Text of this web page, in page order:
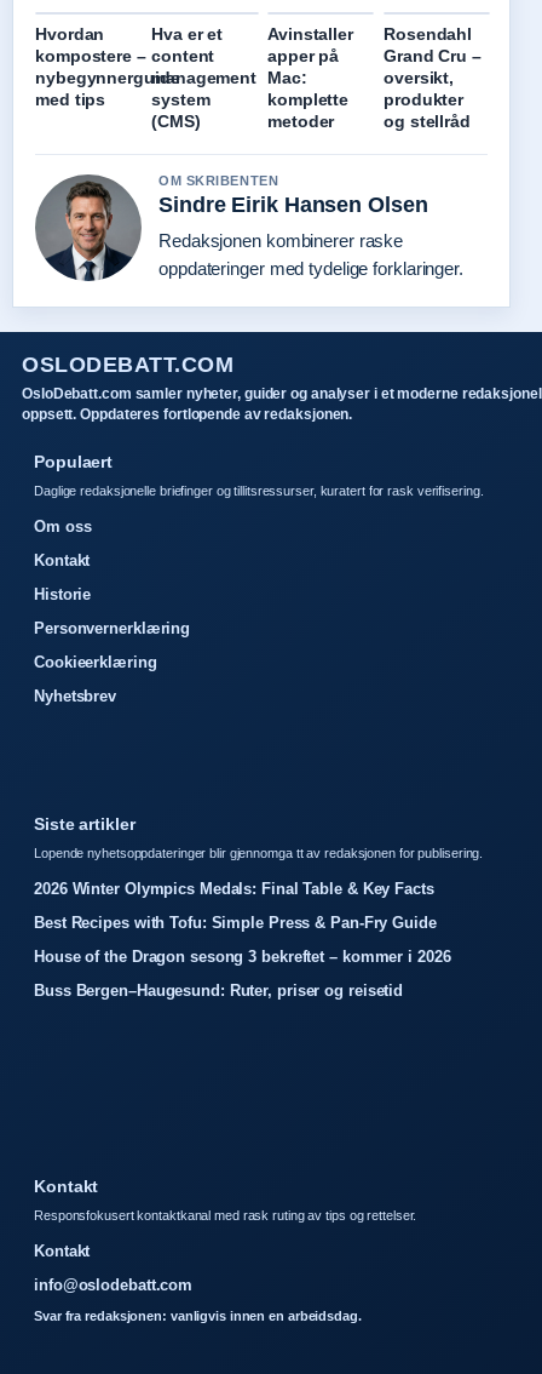
Hvordan
kompostere –
nybegynnerguide
med tips
Hva er et
content
management
system
(CMS)
Avinstaller
apper på
Mac:
komplette
metoder
Rosendahl
Grand Cru –
oversikt,
produkter
og stellråd
OM SKRIBENTEN
Sindre Eirik Hansen Olsen
Redaksjonen kombinerer raske
oppdateringer med tydelige forklaringer.
OSLODEBATT.COM
OsloDebatt.com samler nyheter, guider og analyser i et moderne
oppsett. Oppdateres fortlopende av redaksjonen.
Populaert
Daglige redaksjonelle briefinger og tillitsressurser, kuratert for rask verifisering.
Om oss
Kontakt
Historie
Personvernerklæring
Cookieerklæring
Nyhetsbrev
Siste artikler
Lopende nyhetsoppdateringer blir gjennomga tt av redaksjonen for publisering.
2026 Winter Olympics Medals: Final Table & Key Facts
Best Recipes with Tofu: Simple Press & Pan-Fry Guide
House of the Dragon sesong 3 bekreftet – kommer i 2026
Buss Bergen–Haugesund: Ruter, priser og reisetid
Kontakt
Responsfokusert kontaktkanal med rask ruting av tips og rettelser.
Kontakt
info@oslodebatt.com
Svar fra redaksjonen: vanligvis innen en arbeidsdag.